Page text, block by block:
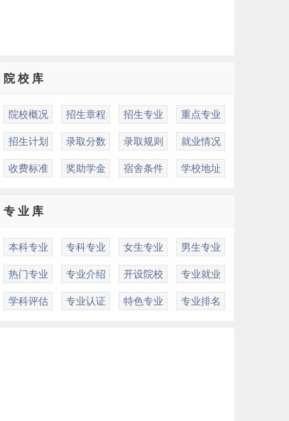
院 校 库
院校概况 招生章程 招生专业 重点专业
招生计划 录取分数 录取规则 就业情况
收费标准 奖助学金 宿舍条件 学校地址
专 业 库
本科专业 专科专业 女生专业 男生专业
热门专业 专业介绍 开设院校 专业就业
学科评估 专业认证 特色专业 专业排名